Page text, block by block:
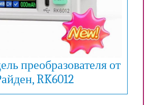
преобразователя от
RK6012